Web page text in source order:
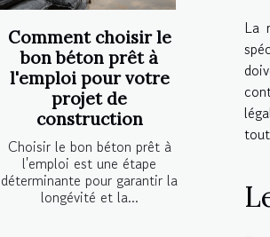
Comment choisir le
bon béton prêt à
l'emploi pour votre
projet de
construction
Choisir le bon béton prêt à
l'emploi est une étape
déterminante pour garantir la
longévité et la...
La